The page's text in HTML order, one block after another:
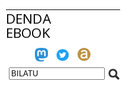
DENDA
EBOOK